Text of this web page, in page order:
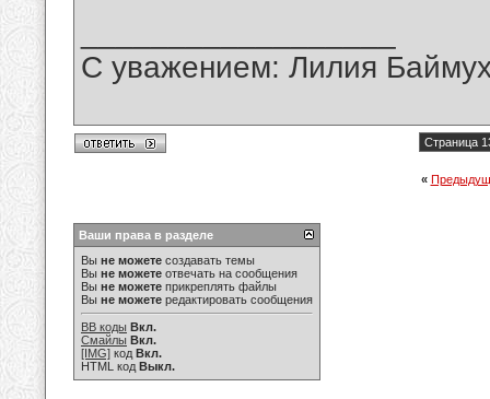
С уважением: Лилия
Страница
«
Ваши права в разделе
Вы не можете создавать темы
Вы не можете отвечать на сообщения
Вы не можете прикреплять файлы
Вы не можете редактировать сообщения
BB коды Вкл.
Смайлы Вкл.
[IMG] код Вкл.
HTML код Выкл.